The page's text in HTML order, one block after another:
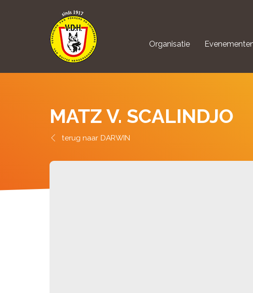
Organisatie
MATZ V. SCALINDJO
DARWIN